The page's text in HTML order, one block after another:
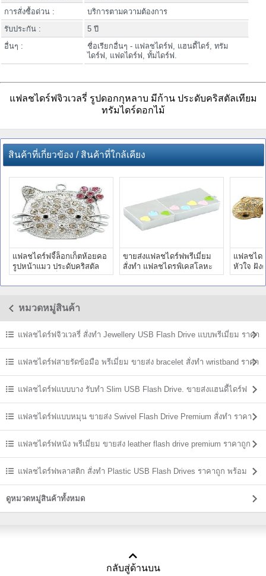
การสั่งซื้อด่วน :
บริการตามความต้องการ
รับประกัน :
5 ปี
อื่นๆ :
ชื่อเรียกอื่นๆ - แฟลชไดร์ฟ, แฮนดี้ไดร์, ทรัม
ไดร์ฟ, แฟดไดร์ฟ, ทั้มไดร์ฟ.
แฟลชไดร์ฟจิวเวลรี่ รูปดอกกุหลาบ มีก้าน ประดับคริสตัลเทียม
ทรัมไดร์ดอกไม้
สินค้าที่เกี่ยวข้อง / สินค้าที่ใกล้เคียง
แฟลชไดร์ฟจี้ล็อกเก็ตห้อยคอ
รูปหน้าแมว ประดับคริสตัล
เทียม สไลด์เก็บหัวได้
ขายส่งแฟลชไดร์ฟพรีเมี่ยม
สั่งทำ แฟลชไดรฟ์เคสโลหะ
ผิวมันเงา ดูเรียบหรู
แฟลชได
หัวใจ ฝัง
แบบที่มีฝ
หมวดหมู่สินค้า
แฟลชไดร์ฟจิวเวลรี่ สั่งทำ Jewellery USB Flash Drive แบบพรีเมี่ยม ราคา
ส่ง แฟลชไดร์ฟสายรัดข้อมือ พรีเมี่ยม ขายส่ง bracelet สั่งทำ wristband ราคา
ถูก แฟลชไดร์ฟแบบบาง รับทำ Slim USB Flash Drive. ขายส่งแฮนดี้ไดร์ฟ
ราคาถูกแฟลชไดร์ฟแบบหมุน ขายส่ง Swivel Flash Drive Premium สั่งทำ ราคา
ถูก แฟลชไดร์ฟหนัง พรีเมี่ยม ขายส่ง leather flash drive premium ราคาถูก
แฟลชไดร์ฟพลาสติก สั่งทำ Plastic USB Flash Drives ราคาถูก พร้อม
สกรีน
ดูหมวดหมู่สินค้าทั้งหมด
กลับสู่ด้านบน